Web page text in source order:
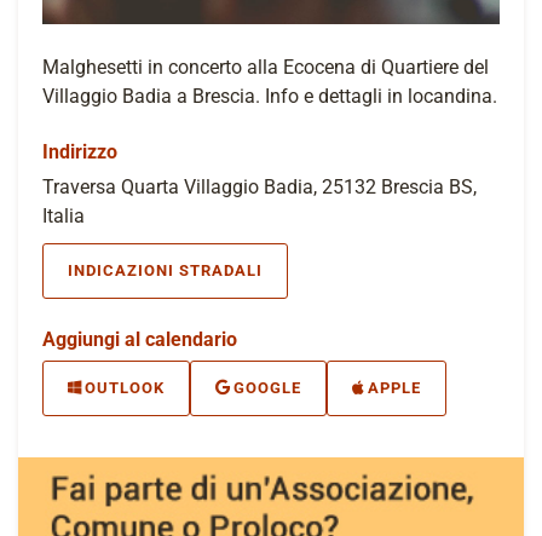
Malghesetti in concerto alla Ecocena di Quartiere del
Villaggio Badia a Brescia. Info e dettagli in locandina.
Indirizzo
Traversa Quarta Villaggio Badia, 25132 Brescia BS,
Italia
INDICAZIONI STRADALI
Aggiungi al calendario
OUTLOOK GOOGLE APPLE